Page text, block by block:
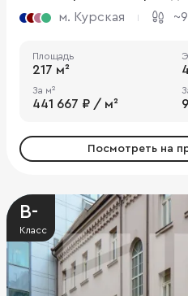
м. Курская
Площадь
217 м² 4
За м²
441 667 ₽ / м²
Посмотреть на
B-
Класс